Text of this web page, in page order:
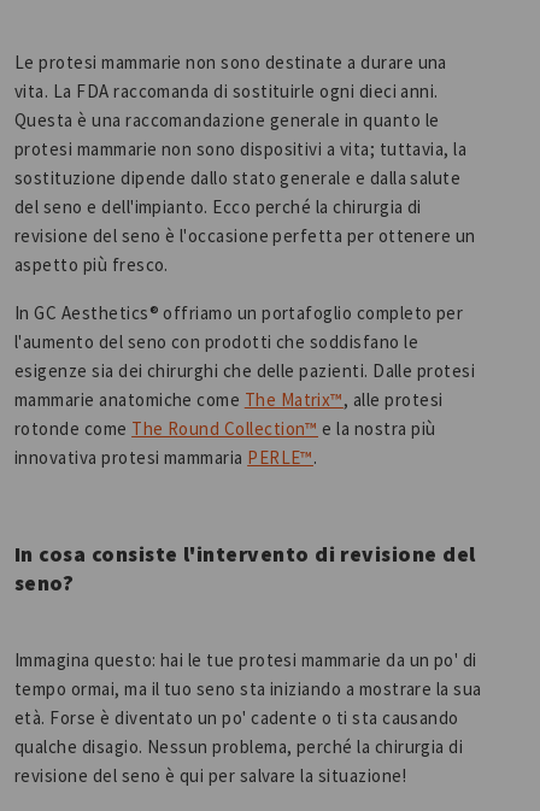
Le protesi mammarie non sono destinate a durare una
vita. La FDA raccomanda di sostituirle ogni dieci anni.
Questa è una raccomandazione generale in quanto le
protesi mammarie non sono dispositivi a vita; tuttavia, la
sostituzione dipende dallo stato generale e dalla salute
del seno e dell'impianto. Ecco perché la chirurgia di
revisione del seno è l'occasione perfetta per ottenere un
aspetto più fresco.
In GC Aesthetics® offriamo un portafoglio completo per
l'aumento del seno con prodotti che soddisfano le
esigenze sia dei chirurghi che delle pazienti. Dalle protesi
mammarie anatomiche come The Matrix™, alle protesi
rotonde come The Round Collection™ e la nostra più
innovativa protesi mammaria PERLE™.
In cosa consiste l'intervento di revisione del
seno?
Immagina questo: hai le tue protesi mammarie da un po' di
tempo ormai, ma il tuo seno sta iniziando a mostrare la sua
età. Forse è diventato un po' cadente o ti sta causando
qualche disagio. Nessun problema, perché la chirurgia di
revisione del seno è qui per salvare la situazione!